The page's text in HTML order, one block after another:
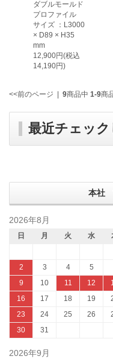
ダブルモールド
プロファイル
サイズ ：L3000
× D89 × H35
mm
12,900円(税込
14,190円)
<<前のページ 9商品中 1-9商
最近チェック
本社
2026年8月
日 月 火 水
2
3 4 5
9
10 11 12
16
17 18 19
23
24 25 26
30
31
2026年9月